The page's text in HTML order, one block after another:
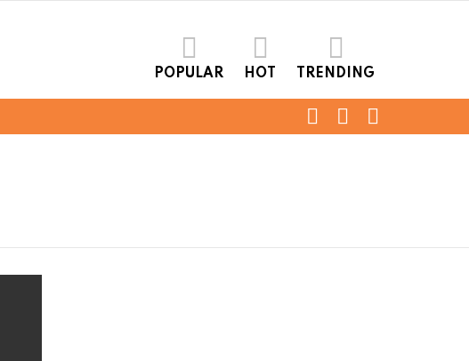
POPULAR HOT TRENDING
FOLLOWSEARCH